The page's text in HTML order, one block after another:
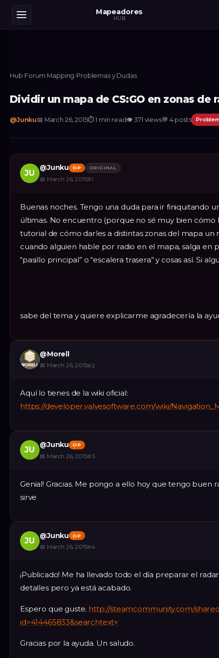
Mapeadores
HUB
Hub›Forum›Mapping›Problemas y Dudas
Dividir un mapa de CS:GO en zonas de
@Junku📅 March 26, 2015⏱1 min read👁371 views💬 4 posts
JU
@Junku OP ORIGINAL
📅 March 26, 2015#1
Buenas noches. Tengo una duda para ir finiquitando
últimas. No encuentro (porque no sé muy bien cómo
tutorial de cómo darles a distintas zonas del mapa un
cuando alguien hable por radio en el mapa, salga en
“pasillo principal” o “escalera trasera” y cosas así. Si
sabe del tema y quiere explicarme agradecería la
@Morell
📅 March 26, 2015#2
Aquí lo tienes de la wiki oficial:
https://developer.valvesoftware.com/wiki/
JU
@Junku OP
📅 March 26, 2015#3
Genial! Gracias. Me pongo a ello hoy que tengo buen
sirve
JU
@Junku OP
📅 March 26, 2015#4
¡Publicado! Me ha llevado todo el día preparar el
detalles pero ya está acabado.
Espero que guste. http://steamcommunity.com/
id=414465833&searchtext=
Gracias por la ayuda. Un saludo.